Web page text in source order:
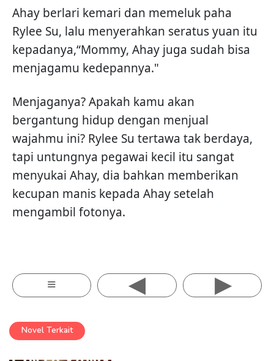
Ahay berlari kemari dan memeluk paha
Rylee Su, lalu menyerahkan seratus yuan itu
kepadanya,“Mommy, Ahay juga sudah bisa
menjagamu kedepannya."
Menjaganya? Apakah kamu akan
bergantung hidup dengan menjual
wajahmu ini? Rylee Su tertawa tak berdaya,
tapi untungnya pegawai kecil itu sangat
menyukai Ahay, dia bahkan memberikan
kecupan manis kepada Ahay setelah
mengambil fotonya.
≡ ◂ ▸
Novel Terkait